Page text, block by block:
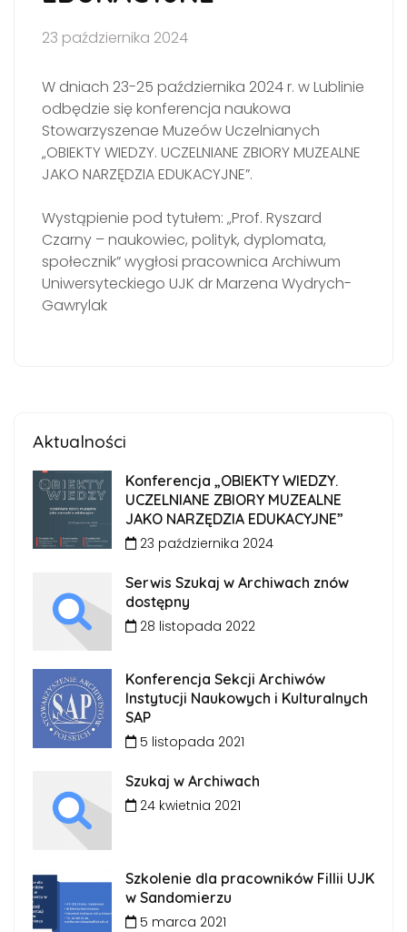
23 października 2024
W dniach 23-25 października 2024 r. w Lublinie
odbędzie się konferencja naukowa
Stowarzyszenae Muzeów Uczelnianych
„OBIEKTY WIEDZY. UCZELNIANE ZBIORY MUZEALNE
JAKO NARZĘDZIA EDUKACYJNE”.
Wystąpienie pod tytułem: „Prof. Ryszard
Czarny – naukowiec, polityk, dyplomata,
społecznik” wygłosi pracownica Archiwum
Uniwersyteckiego UJK dr Marzena Wydrych-
Gawrylak
Aktualności
Konferencja „OBIEKTY WIEDZY.
UCZELNIANE ZBIORY MUZEALNE
JAKO NARZĘDZIA EDUKACYJNE”
23 października 2024
Serwis Szukaj w Archiwach znów
dostępny
28 listopada 2022
Konferencja Sekcji Archiwów
Instytucji Naukowych i Kulturalnych
SAP
5 listopada 2021
Szukaj w Archiwach
24 kwietnia 2021
Szkolenie dla pracowników Fillii UJK
w Sandomierzu
5 marca 2021